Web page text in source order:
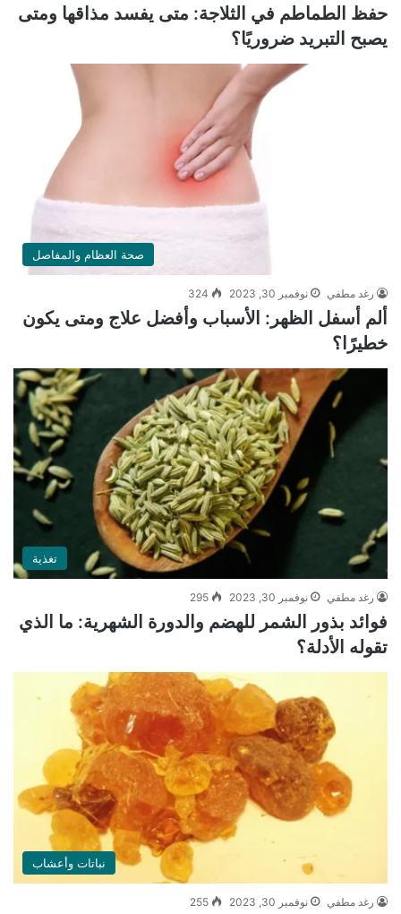
حفظ الطماطم في الثلاجة: متى يفسد مذاقها ومتى
يصبح التبريد ضروريًا؟
صحة العظام والمفاصل
رغد مطفي نوفمبر 30, 2023 324
ألم أسفل الظهر: الأسباب وأفضل علاج ومتى يكون
خطيرًا؟
تغذية
رغد مطفي نوفمبر 30, 2023 295
فوائد بذور الشمر للهضم والدورة الشهرية: ما الذي
تقوله الأدلة؟
نباتات وأعشاب
رغد مطفي نوفمبر 30, 2023 255